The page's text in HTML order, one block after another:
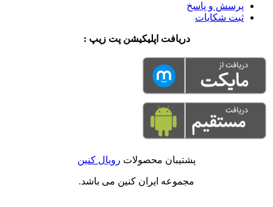
پرسش و پاسخ
ثبت شکایات
دریافت اپلیکیشن پت زیپ :
پشتیبان محصولات رویال کنین
مجموعه ایران کنین می باشد.